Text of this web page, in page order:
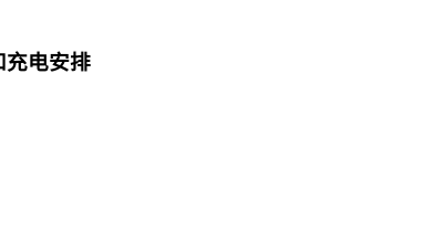
电安排